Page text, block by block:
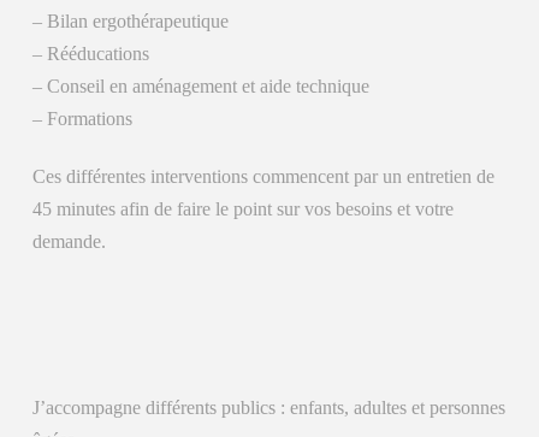
– Bilan ergothérapeutique
– Rééducations
– Conseil en aménagement et aide technique
– Formations
Ces différentes interventions commencent par un entretien de
45 minutes afin de faire le point sur vos besoins et votre
demande.
J’accompagne différents publics : enfants, adultes et personnes